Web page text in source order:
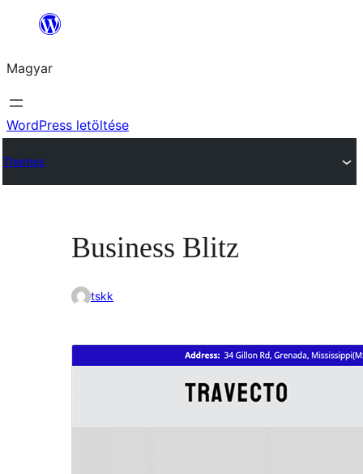
Ugrás
tartalomhoz
Magyar
WordPress letöltése
Themes
Business Blitz
tskk